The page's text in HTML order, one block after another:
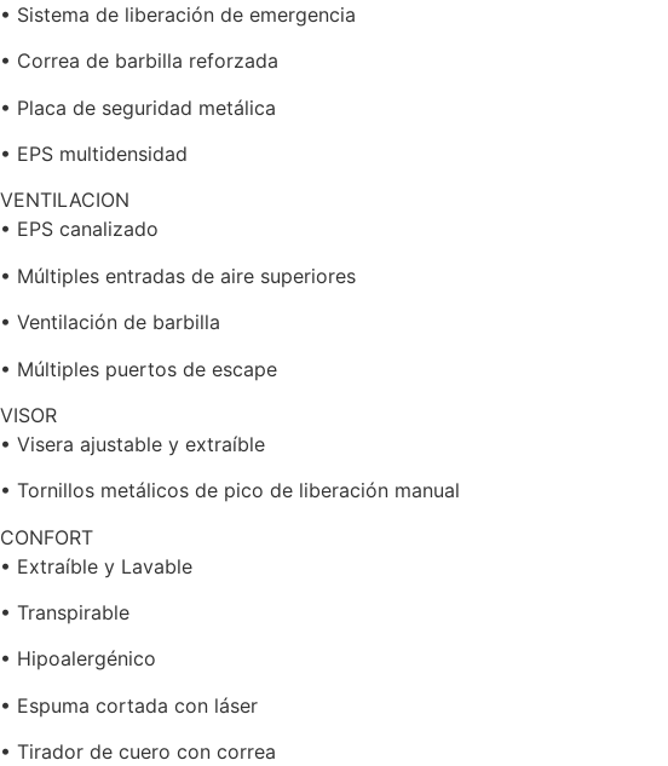
• Sistema de liberación de emergencia
• Correa de barbilla reforzada
• Placa de seguridad metálica
• EPS multidensidad
VENTILACION
• EPS canalizado
• Múltiples entradas de aire superiores
• Ventilación de barbilla
• Múltiples puertos de escape
VISOR
• Visera ajustable y extraíble
• Tornillos metálicos de pico de liberación manual
CONFORT
• Extraíble y Lavable
• Transpirable
• Hipoalergénico
• Espuma cortada con láser
• Tirador de cuero con correa